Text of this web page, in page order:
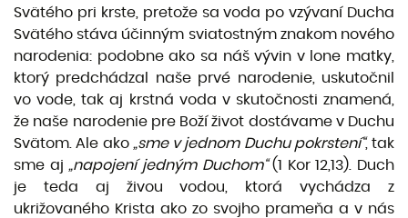
Svätého pri krste, pretože sa voda po vzý­vaní Ducha
Svätého stáva účinným sviatostným znakom nového
narodenia: podobne ako sa náš vývin v lone matky,
ktorý predchádzal naše prvé narodenie, uskutočnil
vo vode, tak aj krstná voda v skutočnosti znamená,
že naše narodenie pre Boží život dostávame v Duchu
Svätom. Ale ako „sme v jednom Duchu pokrstení“, tak
sme aj „napojení jedným Duchom“(1 Kor 12,13). Duch
je teda aj ži­vou vodou, ktorá vychádza z
ukrižovaného Krista ako zo svojho prameňa a v nás